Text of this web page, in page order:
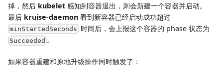
掉，然后 kubelet 感知到容器退出，则会新建一个容器并启动。
最后 kruise-daemon 看到新容器已经启动成功超过
minStartedSeconds 时间后，会上报这个容器的 phase 状态为
Succeeded 。
如果容器重建和原地升级操作同时触发了：